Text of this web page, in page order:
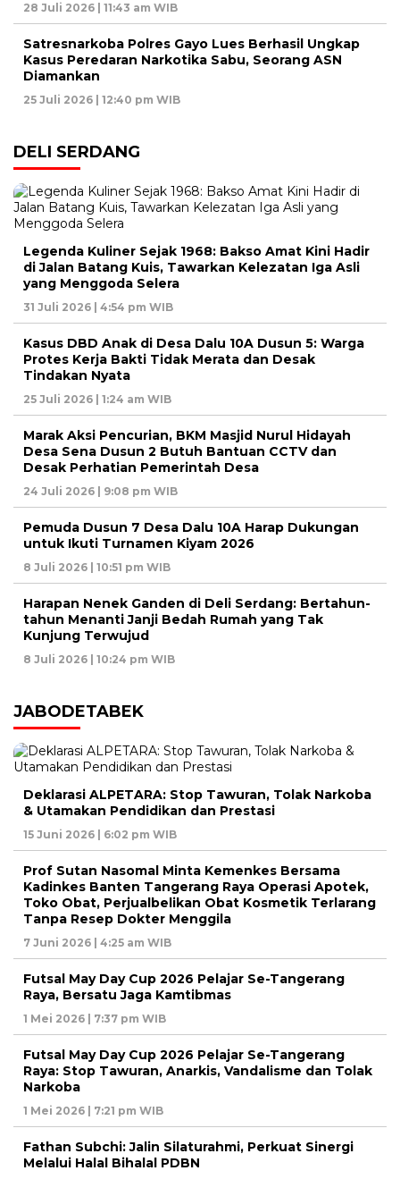
28 Juli 2026 | 11:43 am WIB
Satresnarkoba Polres Gayo Lues Berhasil Ungkap
Kasus Peredaran Narkotika Sabu, Seorang ASN
Diamankan
25 Juli 2026 | 12:40 pm WIB
DELI SERDANG
Legenda Kuliner Sejak 1968: Bakso Amat Kini Hadir
di Jalan Batang Kuis, Tawarkan Kelezatan Iga Asli
yang Menggoda Selera
31 Juli 2026 | 4:54 pm WIB
Kasus DBD Anak di Desa Dalu 10A Dusun 5: Warga
Protes Kerja Bakti Tidak Merata dan Desak
Tindakan Nyata
25 Juli 2026 | 1:24 am WIB
Marak Aksi Pencurian, BKM Masjid Nurul Hidayah
Desa Sena Dusun 2 Butuh Bantuan CCTV dan
Desak Perhatian Pemerintah Desa
24 Juli 2026 | 9:08 pm WIB
Pemuda Dusun 7 Desa Dalu 10A Harap Dukungan
untuk Ikuti Turnamen Kiyam 2026
8 Juli 2026 | 10:51 pm WIB
Harapan Nenek Ganden di Deli Serdang: Bertahun-
tahun Menanti Janji Bedah Rumah yang Tak
Kunjung Terwujud
8 Juli 2026 | 10:24 pm WIB
JABODETABEK
Deklarasi ALPETARA: Stop Tawuran, Tolak Narkoba
& Utamakan Pendidikan dan Prestasi
15 Juni 2026 | 6:02 pm WIB
Prof Sutan Nasomal Minta Kemenkes Bersama
Kadinkes Banten Tangerang Raya Operasi Apotek,
Toko Obat, Perjualbelikan Obat Kosmetik Terlarang
Tanpa Resep Dokter Menggila
7 Juni 2026 | 4:25 am WIB
Futsal May Day Cup 2026 Pelajar Se-Tangerang
Raya, Bersatu Jaga Kamtibmas
1 Mei 2026 | 7:37 pm WIB
Futsal May Day Cup 2026 Pelajar Se-Tangerang
Raya: Stop Tawuran, Anarkis, Vandalisme dan Tolak
Narkoba
1 Mei 2026 | 7:21 pm WIB
Fathan Subchi: Jalin Silaturahmi, Perkuat Sinergi
Melalui Halal Bihalal PDBN